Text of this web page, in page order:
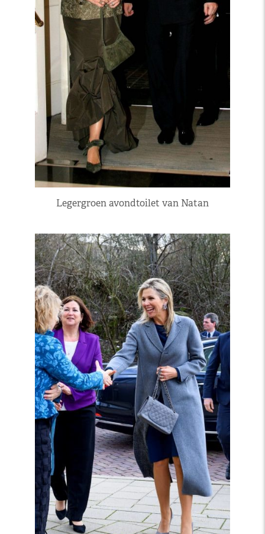
Legergroen avondtoilet van Natan